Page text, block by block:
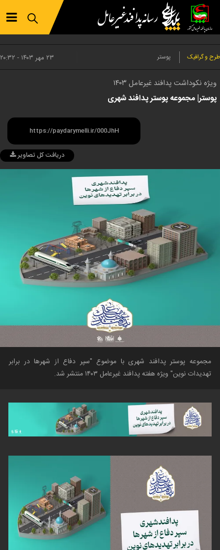
طرح و گرافیک پوستر ۲۳ مهر ۱۴۰۳ - ۲۰:۳۲
ویژه نکوداشت پدافند غیرعامل ۱۴۰۳
پوستر| مجموعه پوستر پدافند شهری
دریافت کل تصاویر
مجموعه پوستر پدافند شهری با موضوع "سپر دفاع از شهرها در برابر
تهدیدات نوین" ویژه هفته پدافند غیرعامل ۱۴۰۳ منتشر شد.